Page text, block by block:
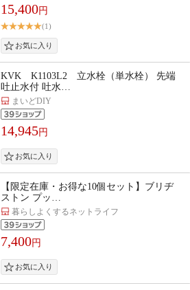
15,400円
(1)
KVK K1103L2 立水栓（単水栓） 先端
吐止水付 吐水…
まいどDIY
14,945円
【限定在庫・お得な10個セット】ブリヂ
ストン プッ…
暮らしよくするネットライフ
7,400円